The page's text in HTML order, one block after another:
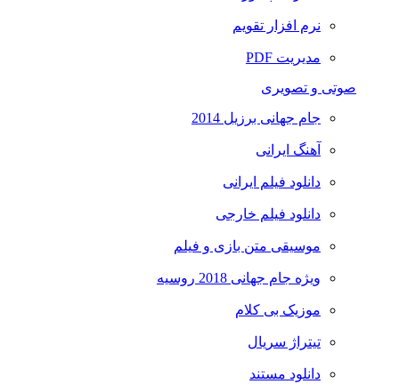
نرم افزار تقویم
مدیریت PDF
صوتی و تصویری
جام جهانی برزیل 2014
آهنگ ایرانی
دانلود فیلم ایرانی
دانلود فیلم خارجی
موسیقی متن بازی و فیلم
ویژه جام جهانی 2018 روسیه
موزیک بی کلام
تیتراژ سریال
دانلود مستند